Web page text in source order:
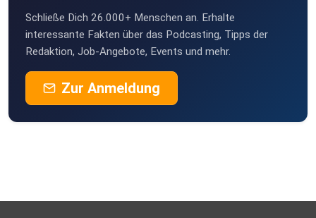
Schließe Dich 26.000+ Menschen an. Erhalte
interessante Fakten über das Podcasting, Tipps der
Redaktion, Job-Angebote, Events und mehr.
Zur Anmeldung